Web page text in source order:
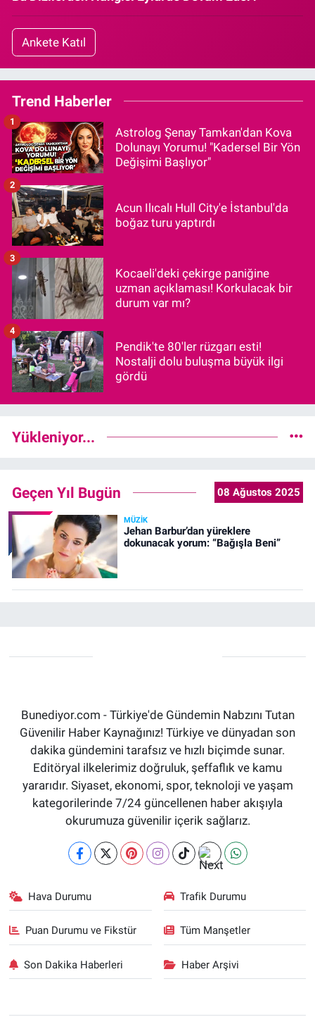
Ankete Katıl
Trend Haberler
Astrolog Şenay Tamkan'dan Kova
Dolunayı Yorumu! "Kadersel Bir Yön
Değişimi Başlıyor"
1
Acun Ilıcalı Hull City'e İstanbul'da
boğaz turu yaptırdı
2
Kocaeli'deki çekirge paniğine
uzman açıklaması! Korkulacak bir
durum var mı?
3
Pendik'te 80'ler rüzgarı esti!
Nostalji dolu buluşma büyük ilgi
gördü
4
Yükleniyor...
Geçen Yıl Bugün 08 Ağustos 2025
MÜZIK
Jehan Barbur’dan yüreklere
dokunacak yorum: “Bağışla Beni”
Bunediyor.com - Türkiye'de Gündemin Nabzını Tutan
Güvenilir Haber Kaynağınız! Türkiye ve dünyadan son
dakika gündemini tarafsız ve hızlı biçimde sunar.
Editöryal ilkelerimiz doğruluk, şeffaflık ve kamu
yararıdır. Siyaset, ekonomi, spor, teknoloji ve yaşam
kategorilerinde 7/24 güncellenen haber akışıyla
okurumuza güvenilir içerik sağlarız.
Hava Durumu Trafik Durumu
Puan Durumu ve Fikstür Tüm Manşetler
Son Dakika Haberleri Haber Arşivi